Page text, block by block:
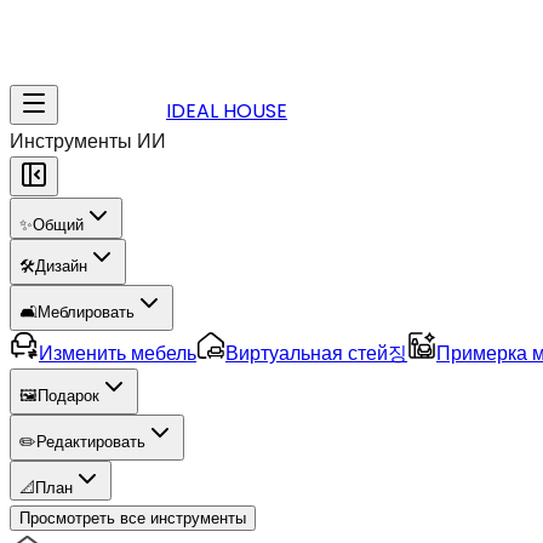
IDEAL HOUSE
Инструменты ИИ
✨Общий
🛠️Дизайн
🛋️Меблировать
Изменить мебель Виртуальная стей징 Примерка
🖼️ Подарок
✏️ Редактировать
📐 План
Просмотреть все инструменты